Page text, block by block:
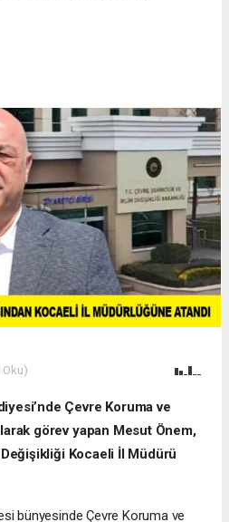
Oku)
Çevre Koruma ve
görev yapan Mesut Önem,
Kocaeli İl Müdürü
bünyesinde Çevre Koruma ve